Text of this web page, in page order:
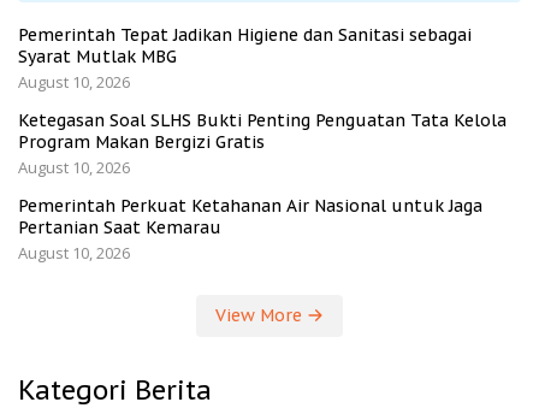
Pemerintah Tepat Jadikan Higiene dan Sanitasi sebagai
Syarat Mutlak MBG
August 10, 2026
Ketegasan Soal SLHS Bukti Penting Penguatan Tata Kelola
Program Makan Bergizi Gratis
August 10, 2026
Pemerintah Perkuat Ketahanan Air Nasional untuk Jaga
Pertanian Saat Kemarau
August 10, 2026
View More
Kategori Berita